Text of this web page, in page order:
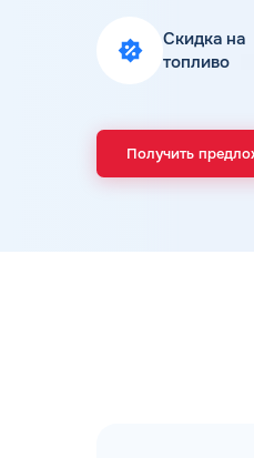
Скидка на
топливо
Получить